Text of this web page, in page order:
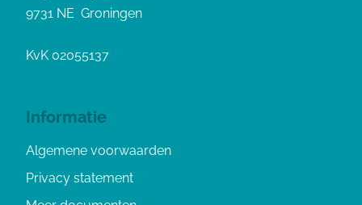
9731 NE Groningen
KvK 02055137
Informatie
Algemene voorwaarden
Privacy statement